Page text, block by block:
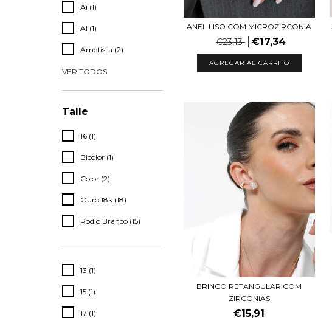
Ai (1)
Al (1)
Ametista (2)
VER TODOS
Talle
16 (1)
Bicolor (1)
Color (2)
Ouro 18k (18)
Rodio Branco (15)
13 (1)
15 (1)
17 (1)
ANEL LISO COM MICROZIRCONIA
€23,13 €17,34
BRINCO RETANGULAR COM
ZIRCONIAS
€15,91